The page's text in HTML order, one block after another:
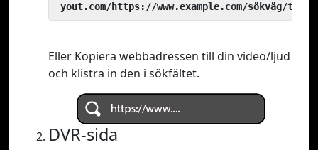
yout.com/https://www.example.com/sökväg/till/
Eller Kopiera webbadressen till din video/ljud
och klistra in den i sökfältet.
DVR-sida